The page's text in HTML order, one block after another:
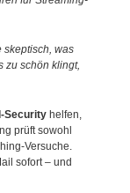
skeptisch, was
zu schön klingt,
Security helfen,
prüft sowohl
Versuche.
sofort – und